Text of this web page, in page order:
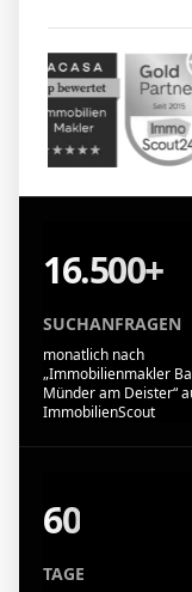
16.500+
SUCHANFRAGEN
monatlich nach
„Immobilienmakler
Münder am Deister“
ImmobilienScout
60
TAGE